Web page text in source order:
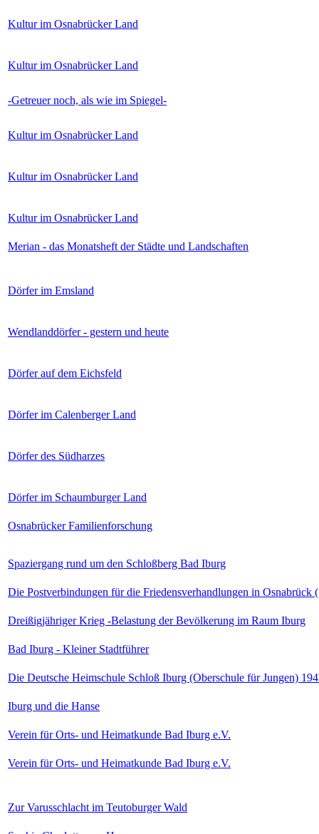
Kultur im Osnabrücker Land
Kultur im Osnabrücker Land
-Getreuer noch, als wie im Spiegel-
Kultur im Osnabrücker Land
Kultur im Osnabrücker Land
Kultur im Osnabrücker Land
Merian - das Monatsheft der Städte und Landschaften
Dörfer im Emsland
Wendlanddörfer - gestern und heute
Dörfer auf dem Eichsfeld
Dörfer im Calenberger Land
Dörfer des Südharzes
Dörfer im Schaumburger Land
Osnabrücker Familienforschung
Spaziergang rund um den Schloßberg Bad Iburg
Die Postverbindungen für die Friedensverhandlungen in Osnabrück
Dreißigjähriger Krieg -Belastung der Bevölkerung im Raum Iburg
Bad Iburg - Kleiner Stadtführer
Die Deutsche Heimschule Schloß Iburg (Oberschule für Jungen)
Iburg und die Hanse
Verein für Orts- und Heimatkunde Bad Iburg e.V.
Verein für Orts- und Heimatkunde Bad Iburg e.V.
Zur Varusschlacht im Teutoburger Wald